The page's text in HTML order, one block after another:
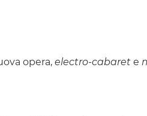
opera, electro-cabarete